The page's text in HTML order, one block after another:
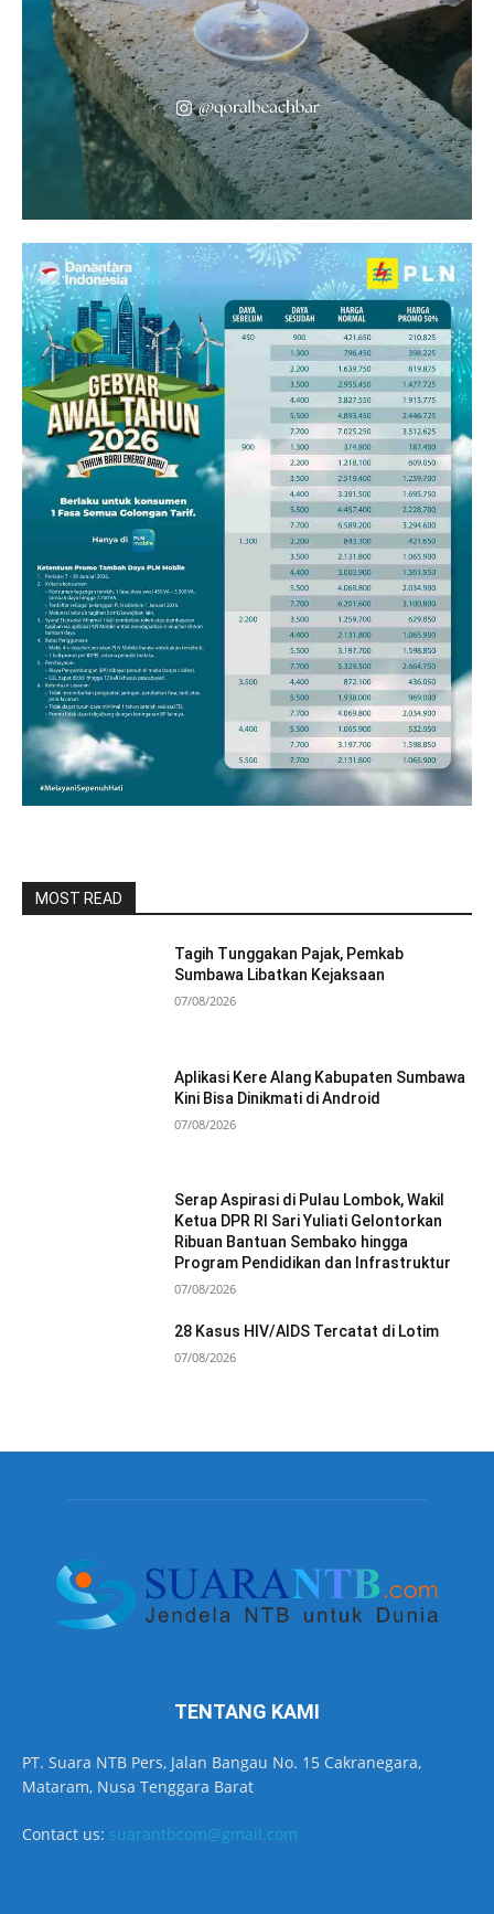
MOST READ
Tagih Tunggakan Pajak, Pemkab
Sumbawa Libatkan Kejaksaan
07/08/2026
Aplikasi Kere Alang Kabupaten Sumbawa
Kini Bisa Dinikmati di Android
07/08/2026
Serap Aspirasi di Pulau Lombok, Wakil
Ketua DPR RI Sari Yuliati Gelontorkan
Ribuan Bantuan Sembako hingga
Program Pendidikan dan Infrastruktur
07/08/2026
28 Kasus HIV/AIDS Tercatat di Lotim
07/08/2026
TENTANG KAMI
PT. Suara NTB Pers, Jalan Bangau No. 15 Cakranegara,
Mataram, Nusa Tenggara Barat
Contact us: suarantbcom@gmail.com